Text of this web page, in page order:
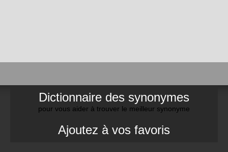
Dictionnaire des synonymes
pour vous aider à trouver le meilleur synonyme
Ajoutez à vos favoris